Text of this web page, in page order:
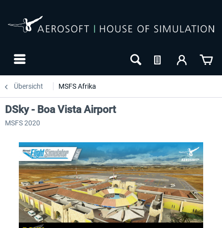
Übersicht MSFS Afrika
DSky - Boa Vista Airport
MSFS 2020